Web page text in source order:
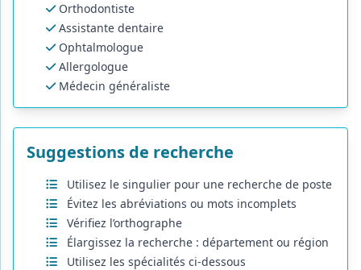
Orthodontiste
Assistante dentaire
Ophtalmologue
Allergologue
Médecin généraliste
Suggestions de recherche
Utilisez le singulier pour une recherche de poste
Évitez les abréviations ou mots incomplets
Vérifiez l’orthographe
Élargissez la recherche : département ou région
Utilisez les spécialités ci-dessous